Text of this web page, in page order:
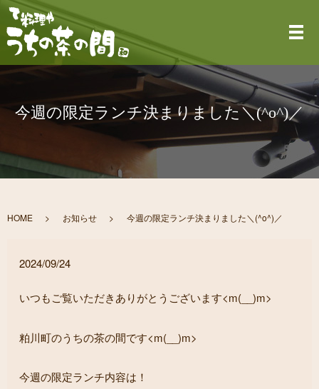
メ
今週の限定ランチ決まりました＼(^o^)／
HOME お知らせ 今週の限定ランチ決まりました＼(^o^)／
2024/09/24
いつもご覧いただきありがとうございます<m(__)m>
粕川町のうちの茶の間です<m(__)m>
今週の限定ランチ内容は！